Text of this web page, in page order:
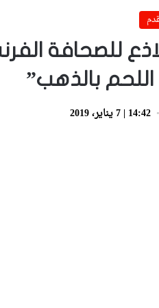
للصحافة
بالذهب”
14:42 | 7 يناير، 2019